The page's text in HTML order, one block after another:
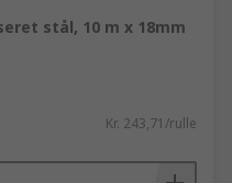
stål, 10 m x 18mm
Kr. 243,71/rulle